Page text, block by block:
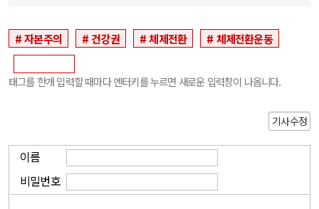
자본주의 건강권 체제전환 체제전환운동
태그를 한개 입력할 때마다 엔터키를 누르면 새로운 입력창이 나옵니다.
기사수정
이름
비밀번호